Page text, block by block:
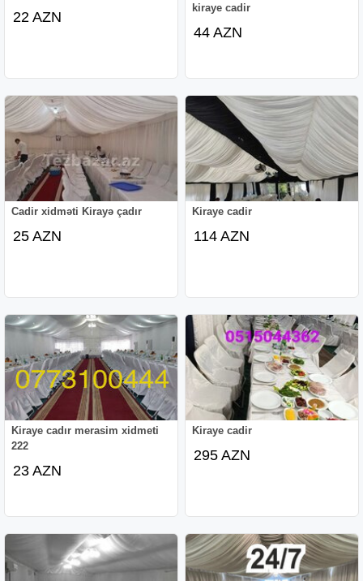
22 AZN
kiraye cadir
44 AZN
Cadir xidməti Kirayə çadır
25 AZN
Kiraye cadir
114 AZN
Kiraye cadır merasim xidmeti
222
23 AZN
Kiraye cadir
295 AZN